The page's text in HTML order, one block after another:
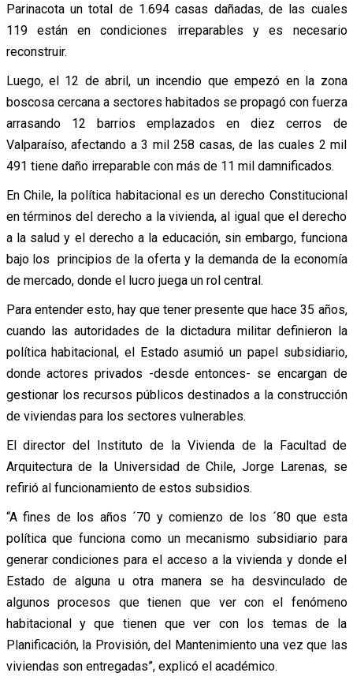
Parinacota un total de 1.694 casas dañadas, de las cuales
119 están en condiciones irreparables y es necesario
reconstruir.
Luego, el 12 de abril, un incendio que empezó en la zona
boscosa cercana a sectores habitados se propagó con fuerza
arrasando 12 barrios emplazados en diez cerros de
Valparaíso, afectando a 3 mil 258 casas, de las cuales 2 mil
491 tiene daño irreparable con más de 11 mil damnificados.
En Chile, la política habitacional es un derecho Constitucional
en términos del derecho a la vivienda, al igual que el derecho
a la salud y el derecho a la educación, sin embargo, funciona
bajo los principios de la oferta y la demanda de la economía
de mercado, donde el lucro juega un rol central.
Para entender esto, hay que tener presente que hace 35 años,
cuando las autoridades de la dictadura militar definieron la
política habitacional, el Estado asumió un papel subsidiario,
donde actores privados -desde entonces- se encargan de
gestionar los recursos públicos destinados a la construcción
de viviendas para los sectores vulnerables.
El director del Instituto de la Vivienda de la Facultad de
Arquitectura de la Universidad de Chile, Jorge Larenas, se
refirió al funcionamiento de estos subsidios.
“A fines de los años ´70 y comienzo de los ´80 que esta
política que funciona como un mecanismo subsidiario para
generar condiciones para el acceso a la vivienda y donde el
Estado de alguna u otra manera se ha desvinculado de
algunos procesos que tienen que ver con el fenómeno
habitacional y que tienen que ver con los temas de la
Planificación, la Provisión, del Mantenimiento una vez que las
viviendas son entregadas”, explicó el académico.